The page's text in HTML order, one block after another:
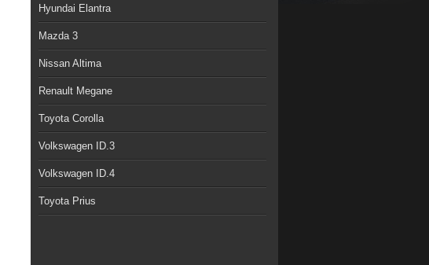
Hyundai Elantra
Mazda 3
Nissan Altima
Renault Megane
Toyota Corolla
Volkswagen ID.3
Volkswagen ID.4
Toyota Prius